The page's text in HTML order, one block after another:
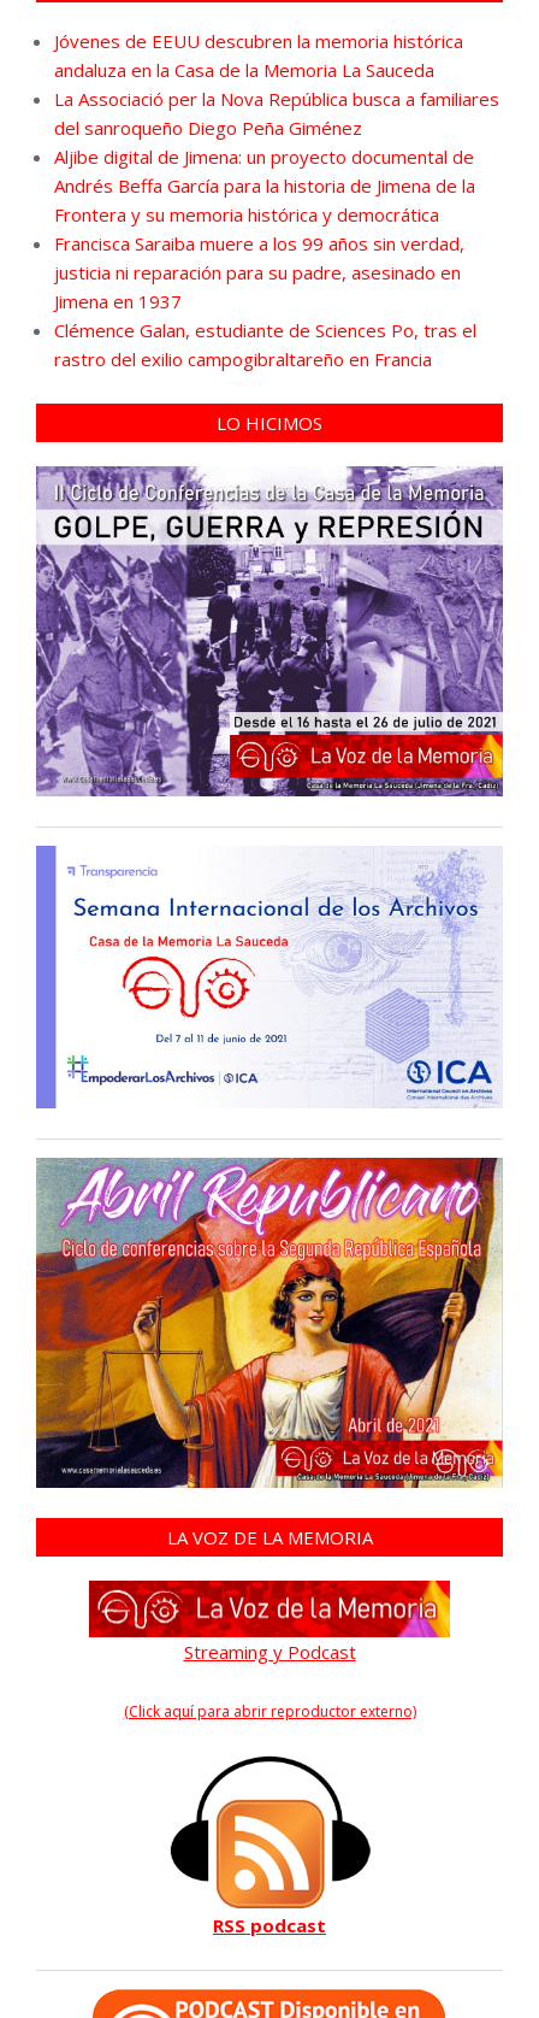
Jóvenes de EEUU descubren la memoria histórica
andaluza en la Casa de la Memoria La Sauceda
La Associació per la Nova República busca a familiares
del sanroqueño Diego Peña Giménez
Aljibe digital de Jimena: un proyecto documental de
Andrés Beffa García para la historia de Jimena de la
Frontera y su memoria histórica y democrática
Francisca Saraiba muere a los 99 años sin verdad,
justicia ni reparación para su padre, asesinado en
Jimena en 1937
Clémence Galan, estudiante de Sciences Po, tras el
rastro del exilio campogibraltareño en Francia
LO HICIMOS
LA VOZ DE LA MEMORIA
Streaming y Podcast
(Click aquí para abrir reproductor externo)
RSS podcast